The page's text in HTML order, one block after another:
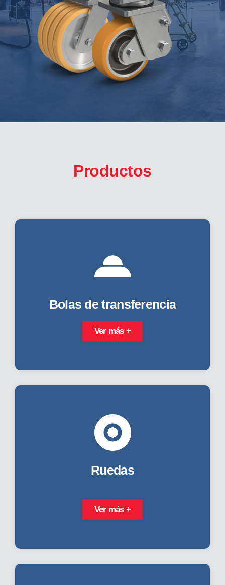
Productos
Bolas de transferencia
Ver más +
Ruedas
Ver más +